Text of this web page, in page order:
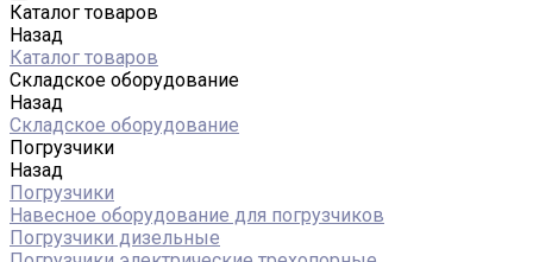
Каталог товаров
Назад
Каталог товаров
Складское оборудование
Назад
Складское оборудование
Погрузчики
Назад
Погрузчики
Навесное оборудование для погрузчиков
Погрузчики дизельные